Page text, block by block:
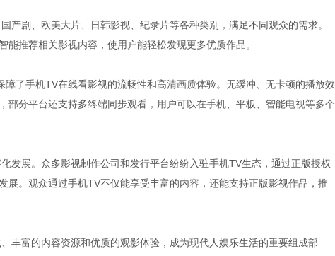
产剧、欧美大片、日韩影视、纪录片等各种类别，满足不同观众的需求。
推荐相关影视内容，使用户能轻松发现更多优质作品。
了手机TV在线看影视的流畅性和高清画质体验。无缓冲、无卡顿的播放效
部分平台还支持多终端同步观看，用户可以在手机、平板、智能电视等多个
发展。众多影视制作公司和发行平台纷纷入驻手机TV生态，通过正版授权
展。观众通过手机TV不仅能享受丰富的内容，还能支持正版影视作品，推
丰富的内容资源和优质的观影体验，成为现代人娱乐生活的重要组成部